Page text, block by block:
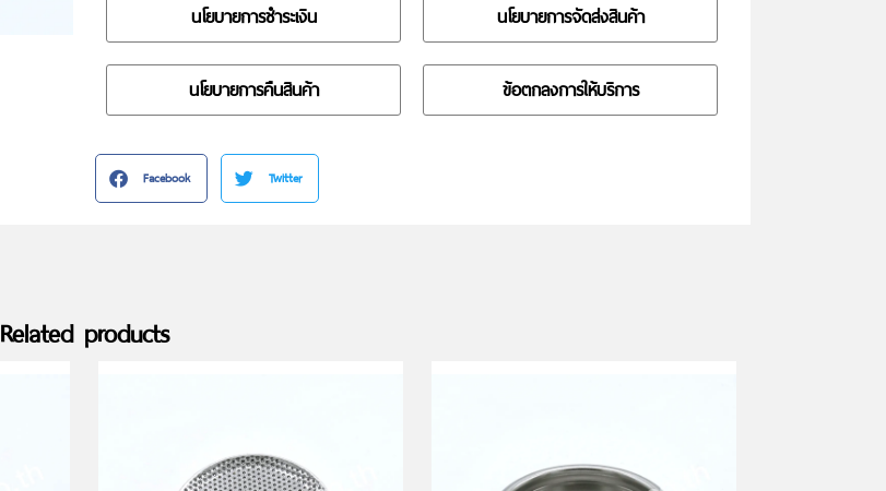
นโยบายการชำระเงิน นโยบายการจัดส่งสินค้า
นโยบายการคืนสินค้า ข้อตกลงการให้บริการ
Facebook Twitter
Related products